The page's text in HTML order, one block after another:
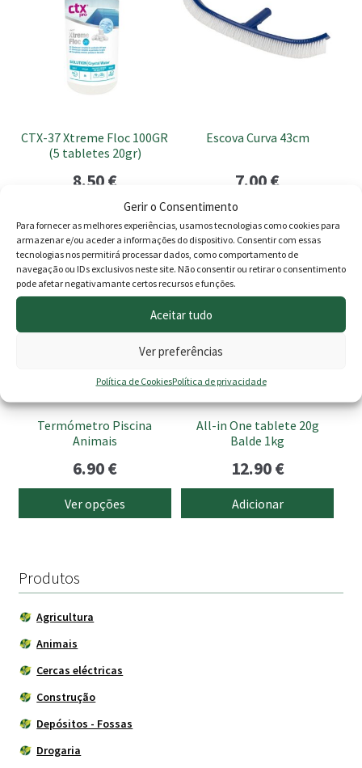
Gerir o Consentimento
Para fornecer as melhores experiências, usamos tecnologias como cookies para
armazenar e/ou aceder a informações do dispositivo. Consentir com essas
tecnologias nos permitirá processar dados, como comportamento de
navegação ou IDs exclusivos neste site. Não consentir ou retirar o consentimento
pode afetar negativamante certos recursos e funções.
Aceitar tudo
Ver preferências
Política de CookiesPolítica de privacidade
CTX-37 Xtreme Floc 100GR
(5 tabletes 20gr)
8.50€
Escova Curva 43cm
7.00€
Adicionar
Termómetro Piscina
Animais
6.90€
Ver opções
This
product
has
variants.
be
chosen
page
All-in One tablete 20g
Balde 1kg
12.90€
Adicionar
Produtos
Agricultura
Animais
Cercas eléctricas
Construção
Depósitos - Fossas
Drogaria